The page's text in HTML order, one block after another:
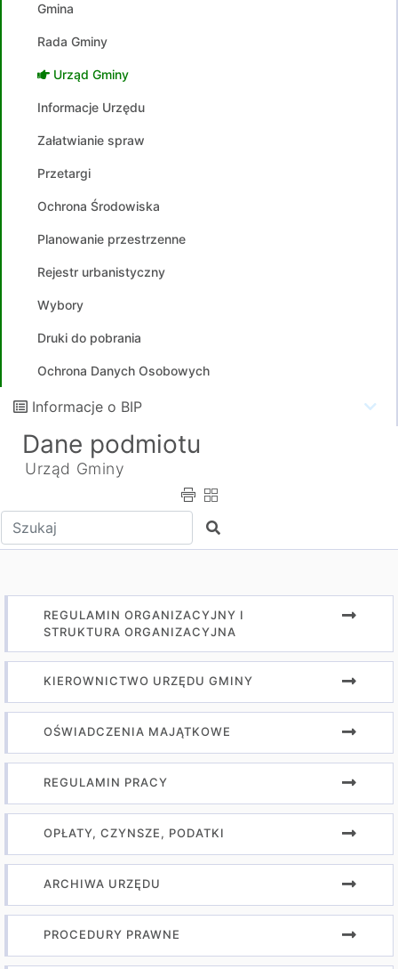
Gmina
Rada Gminy
Urząd Gminy
Informacje Urzędu
Załatwianie spraw
Przetargi
Ochrona Środowiska
Planowanie przestrzenne
Rejestr urbanistyczny
Wybory
Druki do pobrania
Ochrona Danych Osobowych
Informacje o BIP
Dane podmiotu
Urząd Gminy
Wpisz tekst do wyszukania Szukaj
REGULAMIN ORGANIZACYJNY I
STRUKTURA ORGANIZACYJNA
KIEROWNICTWO URZĘDU GMINY
OŚWIADCZENIA MAJĄTKOWE
REGULAMIN PRACY
OPŁATY, CZYNSZE, PODATKI
ARCHIWA URZĘDU
PROCEDURY PRAWNE